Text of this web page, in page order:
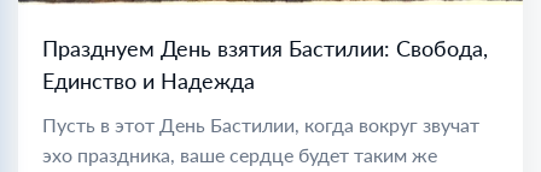
Празднуем День взятия Бастилии: Свобода,
Единство и Надежда
Пусть в этот День Бастилии, когда вокруг звучат
эхо праздника, ваше сердце будет таким же